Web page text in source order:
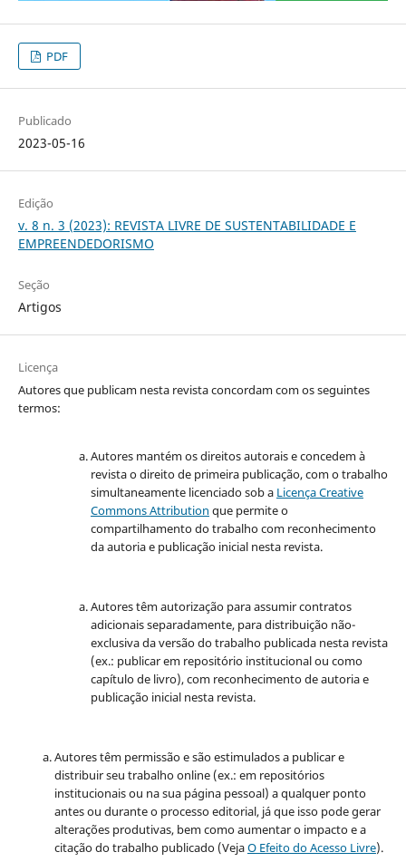
PDF
Publicado
2023-05-16
Edição
v. 8 n. 3 (2023): REVISTA LIVRE DE SUSTENTABILIDADE E
EMPREENDEDORISMO
Seção
Artigos
Licença
Autores que publicam nesta revista concordam com os seguintes
termos:
Autores mantém os direitos autorais e concedem à
revista o direito de primeira publicação, com o trabalho
simultaneamente licenciado sob a Licença Creative
Commons Attribution que permite o
compartilhamento do trabalho com reconhecimento
da autoria e publicação inicial nesta revista.
Autores têm autorização para assumir contratos
adicionais separadamente, para distribuição não-
exclusiva da versão do trabalho publicada nesta revista
(ex.: publicar em repositório institucional ou como
capítulo de livro), com reconhecimento de autoria e
publicação inicial nesta revista.
Autores têm permissão e são estimulados a publicar e
distribuir seu trabalho online (ex.: em repositórios
institucionais ou na sua página pessoal) a qualquer ponto
antes ou durante o processo editorial, já que isso pode gerar
alterações produtivas, bem como aumentar o impacto e a
citação do trabalho publicado (VejaO Efeito do Acesso Livre).